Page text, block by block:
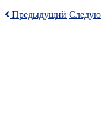
Предыдущий